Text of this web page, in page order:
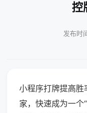
控
发布时
小程序打牌提高
家，快速成为一个